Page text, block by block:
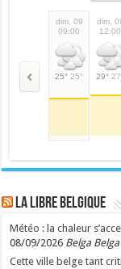
dim, 09
09:00
25° 25°
dim,
12:00
29°
LA Libre Belgique
Météo : la chaleur
08/09/2026 Belga Belga
Cette ville belge tant